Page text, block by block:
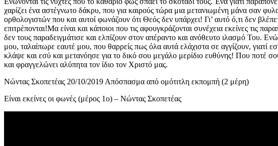
χαρίζει ένα αστέγνωτο δάκρυ, που για καιρούς τώρα μια μετανιωμένη μάνα σαν
ορθολογιστών που και αυτοί φωνάζουν ότι Θεός δεν υπάρχει! Γι’ αυτό ό,τι δεν
επιτρέπονται!Μα είναι και κάποιοι που τις αφουγκράζονται συνέχεια εκείνες τις
δεν τους παραδειγμάτισε και ελπίζουν στον απέραντο και ανόθευτο ιλασμό Του.
μου, ταλαίπωρε εαυτέ μου, που θαρρείς πως όλα αυτά ελάχιστα σε αγγίζουν,
κλάψε και εσύ και μετανόησε για το δικό σου μεγάλο μερίδιο ευθύνης! Που ποτέ
και φραγγελώνει αλύπητα τον ίδιο τον Χριστό μας.
Νώντας Σκοπετέας 20/10/2019 Απόσπασμα από ομότιτλη εκπομπή (2 μέρη)
Είναι εκείνες οι φωνές (μέρος 1ο) – Νώντας Σκοπετέας